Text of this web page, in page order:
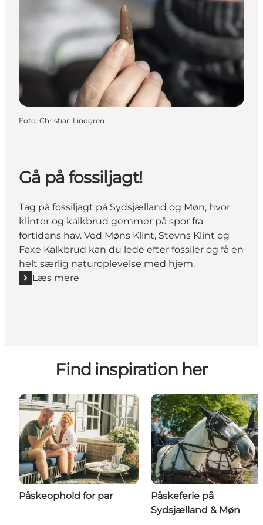
Foto: Christian Lindgren
Gå på fossiljagt!
Tag på fossiljagt på Sydsjælland og Møn, hvor
klinter og kalkbrud gemmer på spor fra
fortidens hav. Ved Møns Klint, Stevns Klint og
Faxe Kalkbrud kan du lede efter fossiler og få en
helt særlig naturoplevelse med hjem.
Læs mere
Læs mere "Gå på fossiljagt!"
Find inspiration her
Påskeophold for par
Påskeferie på
Sydsjælland & Møn